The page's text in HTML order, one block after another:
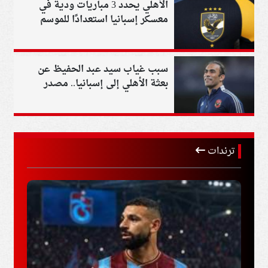
الأهلي يحدد 3 مباريات ودية في
معسكر إسبانيا استعدادًا للموسم
سبب غياب سيد عبد الحفيظ عن
بعثة الأهلي إلى إسبانيا.. مصدر
يكشف التفاصيل
ترندات